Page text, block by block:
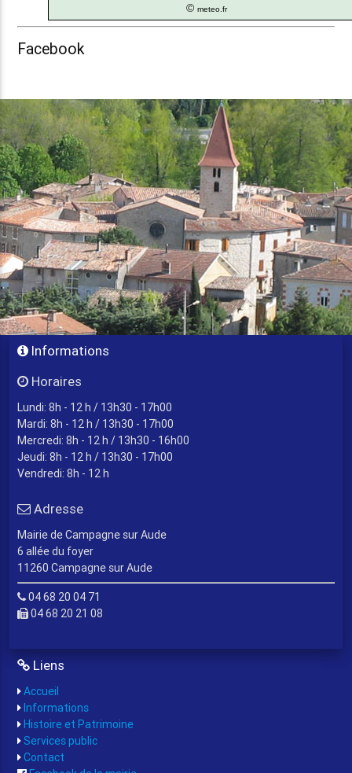
© meteo.fr
Facebook
Informations
Horaires
Lundi: 8h - 12 h / 13h30 - 17h00
Mardi: 8h - 12 h / 13h30 - 17h00
Mercredi: 8h - 12 h / 13h30 - 16h00
Jeudi: 8h - 12 h / 13h30 - 17h00
Vendredi: 8h - 12 h
Adresse
Mairie de Campagne sur Aude
6 allée du foyer
11260 Campagne sur Aude
04 68 20 04 71
04 68 20 21 08
Liens
Accueil
Informations
Histoire et Patrimoine
Services public
Contact